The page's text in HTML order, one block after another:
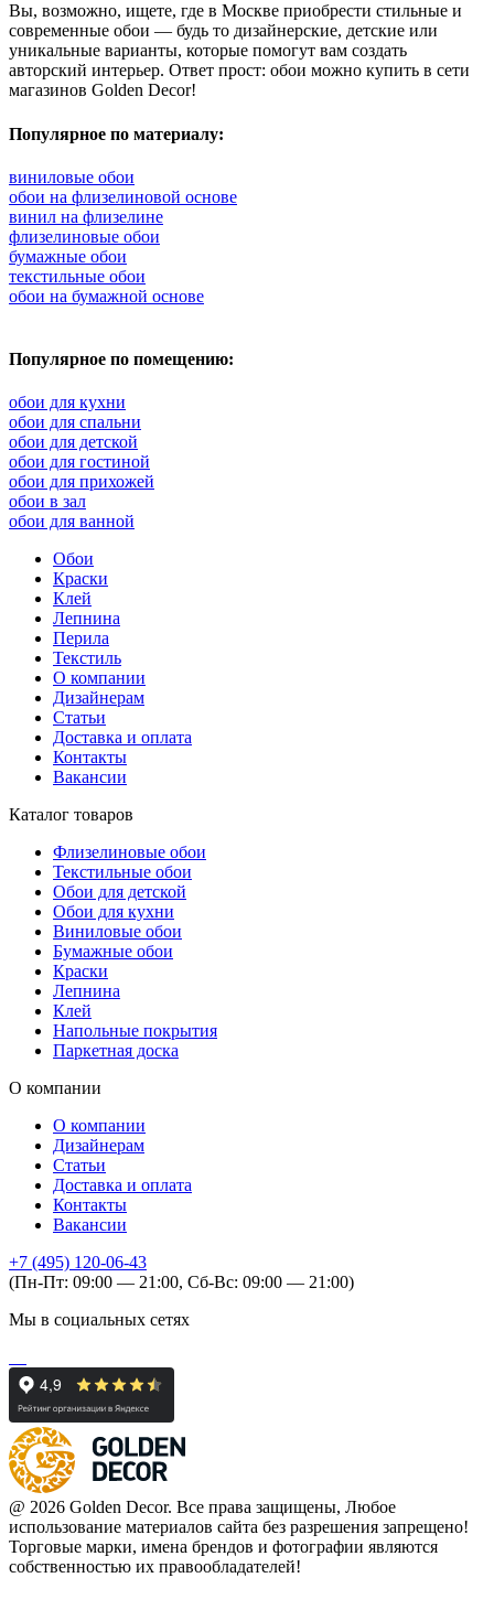
Вы, возможно, ищете, где в Москве приобрести стильные и
современные обои — будь то дизайнерские, детские или
уникальные варианты, которые помогут вам создать
авторский интерьер. Ответ прост: обои можно купить в сети
магазинов Golden Decor!
Популярное по материалу:
виниловые обои
обои на флизелиновой основе
винил на флизелине
флизелиновые обои
бумажные обои
текстильные обои
обои на бумажной основе
Популярное по помещению:
обои для кухни
обои для спальни
обои для детской
обои для гостиной
обои для прихожей
обои в зал
обои для ванной
Обои
Краски
Клей
Лепнина
Перила
Текстиль
О компании
Дизайнерам
Статьи
Доставка и оплата
Контакты
Вакансии
Каталог товаров
Флизелиновые обои
Текстильные обои
Обои для детской
Обои для кухни
Виниловые обои
Бумажные обои
Краски
Лепнина
Клей
Напольные покрытия
Паркетная доска
О компании
О компании
Дизайнерам
Статьи
Доставка и оплата
Контакты
Вакансии
+7 (495) 120-06-43
(Пн-Пт: 09:00 — 21:00, Сб-Вс: 09:00 — 21:00)
Мы в социальных сетях
@ 2026 Golden Decor. Все права защищены, Любое
использование материалов сайта без разрешения запрещено!
Торговые марки, имена брендов и фотографии являются
собственностью их правообладателей!